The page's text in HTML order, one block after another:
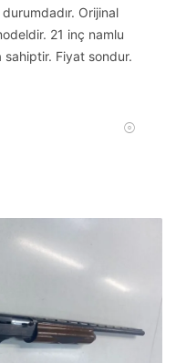
durumdadır. Orijinal
21 inç namlu
Fiyat sondur.